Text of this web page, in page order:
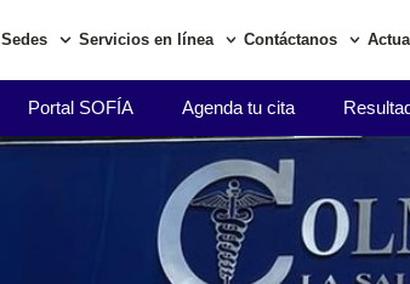
Sedes Servicios en línea Contáctanos
Portal SOFÍA Agenda tu cita